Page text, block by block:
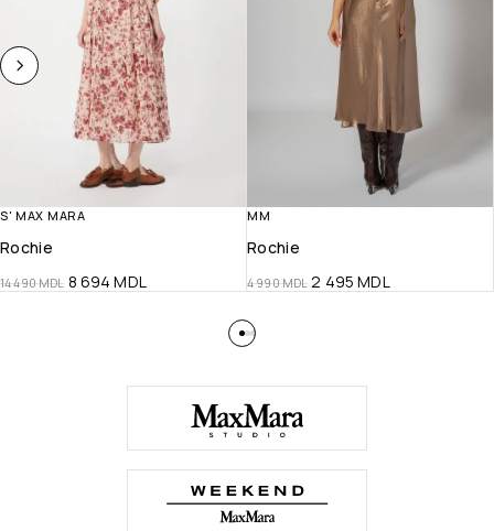
S' MAX MARA
Rochie
14 490MDL 8 694MDL
MM
Rochie
4 990MDL 2 495MDL